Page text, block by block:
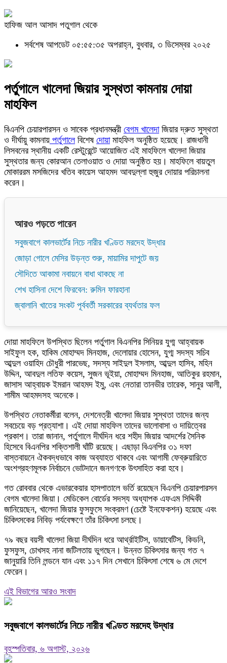
হাফিজ আল আসাদ পতুগাল থেকে
সর্বশেষ আপডেট ০৫:৫৫:৩৫ অপরাহ্ন, বুধবার, ৩ ডিসেম্বর ২০২৫
পর্তুগালে খালেদা জিয়ার সুস্থতা কামনায় দোয়া
মাহফিল
বিএনপি চেয়ারপারসন ও সাবেক প্রধানমন্ত্রী বেগম খালেদাজিয়ার দ্রুত সুস্থতা
ও দীর্ঘায়ু কামনায় পর্তুগালেবিশেষ দোয়ামাহফিল অনুষ্ঠিত হয়েছে। রাজধানী
লিসবনের স্থানীয় একটি রেস্টুরেন্টে আয়োজিত এই মাহফিলে খালেদা জিয়ার
সুস্থতার জন্য কোরআন তেলাওয়াত ও দোয়া অনুষ্ঠিত হয়। মাহফিলে বায়তুল
মোকাররম মসজিদের খতিব কায়েস আহমদ আবদুল্লা হুজুর দোয়ার পরিচালনা
করেন।
আরও পড়তে পারেন
সবুজবাগে কালভার্টের নিচে নারীর খণ্ডিত মরদেহ উদ্ধার
জোড়া গোলে মেসির উড়ন্ত শুরু, মায়ামির দাপুটে জয়
সৌদিতে আকামা নবায়নে বাধা থাকছে না
শেখ হাসিনা দেশে ফিরবেন: রুমিন ফারহানা
জ্বালানি খাতের সংকট পূর্ববর্তী সরকারের ব্যর্থতার ফল
দোয়া মাহফিলে উপস্থিত ছিলেন পর্তুগাল বিএনপির সিনিয়র যুগ্ম আহ্বায়ক
সাইফুল হক, হাকিম মোহাম্মদ মিনহাজ, দেলোয়ার হোসেন, যুগ্ম সদস্য সচিব
আব্দুল ওয়াহিদ চৌধুরী পারভেছ, সদস্য সাইদুল ইসলাম, আব্দুল হাসিব, মহিন
উদ্দিন, আবদুল লতিফ কয়েস, সুজন ভূইয়া, মোহাম্মদ মিনহাজ, আতিকুর রহমান,
জাসাস আহ্বায়ক ইমরান আহমদ ইমু, এবং নেতারা তানভীর তারেক, সানুর আলী,
শামীম আহমদসহ অনেকে।
উপস্থিত নেতাকর্মীরা বলেন, দেশনেত্রী খালেদা জিয়ার সুস্থতা তাদের জন্য
সবচেয়ে বড় প্রত্যাশা। এই দোয়া মাহফিল তাদের ভালোবাসা ও দায়িত্বের
প্রকাশ। তারা জানান, পর্তুগালে দীর্ঘদিন ধরে শহীদ জিয়ার আদর্শের সৈনিক
হিসেবে বিএনপির শক্তিশালী ঘাঁটি রয়েছে। এছাড়া বিএনপির ৩১ দফা
বাস্তবায়নে ঐকবদ্ধভাবে কাজ অব্যাহত থাকবে এবং আগামী ফেব্রুয়ারিতে
অংশগ্রহণমূলক নির্বাচনে ভোটদানে জনগণকে উৎসাহিত করা হবে।
গত রোববার থেকে এভারকেয়ার হাসপাতালে ভর্তি রয়েছেন বিএনপি চেয়ারপারসন
বেগম খালেদা জিয়া। মেডিকেল বোর্ডের সদস্য অধ্যাপক এফএম সিদ্দিকী
জানিয়েছেন, খালেদা জিয়ার ফুসফুসে সংক্রমণ (চেষ্টে ইনফেকশন) হয়েছে এবং
চিকিৎসকের নিবিড় পর্যবেক্ষণে তাঁর চিকিৎসা চলছে।
৭৯ বছর বয়সী খালেদা জিয়া দীর্ঘদিন ধরে আর্থ্রাইটিস, ডায়াবেটিস, কিডনি,
ফুসফুস, চোখসহ নানা জটিলতায় ভুগছেন। উন্নত চিকিৎসার জন্য গত ৭
জানুয়ারি তিনি লন্ডনে যান এবং ১১৭ দিন সেখানে চিকিৎসা শেষে ৬ মে দেশে
ফেরেন।
এই বিভাগের আরও সংবাদ
সবুজবাগে কালভার্টের নিচে নারীর খণ্ডিত মরদেহ উদ্ধার
বৃহস্পতিবার, ৬ অগাস্ট, ২০২৬